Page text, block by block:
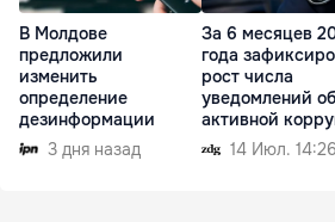
В Молдове
предложили
изменить
определение
дезинформации
3 дня назад
За 6 месяцев
года
рост числа
уведомлений об
активной
14 Июл. 14:26